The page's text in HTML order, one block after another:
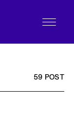
59 POST